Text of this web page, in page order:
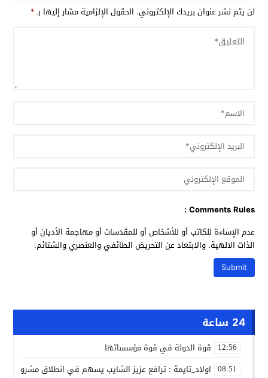
لن يتم نشر عنوان بريدك الإلكتروني. الحقول الإلزامية مشار إليها بـ*
Comments Rules :
عدم الإساءة للكاتب أو للأشخاص أو للمقدسات أو مهاجمة الأديان أو
الذات الالهية. والابتعاد عن التحريض الطائفي والعنصري والشتائم.
24 ساعة
12:56 قوة الدولة في قوة مؤسساتها
08:51 اولاد_تايمة : ترافع عزيز الشايب يسهم في انطلاق مشروع